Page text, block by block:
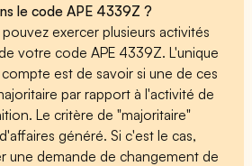
le code APE 4339Z ?
exercer plusieurs activités
votre code APE 4339Z. L'unique
est de savoir si une de ces
par rapport à l'activité de
Le critère de "majoritaire"
généré. Si c'est le cas,
une demande de changement de